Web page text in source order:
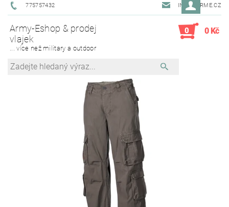
775757432 INFO@ARME.CZ
Army-Eshop & prodej
vlajek
... více než military a outdoor
0 0 Kč